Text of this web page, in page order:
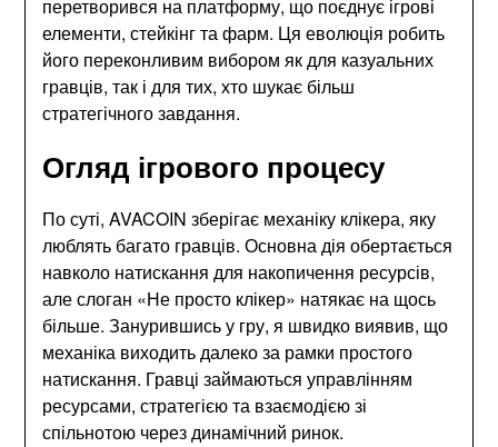
перетворився на платформу, що поєднує ігрові
елементи, стейкінг та фарм. Ця еволюція робить
його переконливим вибором як для казуальних
гравців, так і для тих, хто шукає більш
стратегічного завдання.
Огляд ігрового процесу
По суті, AVACOIN зберігає механіку клікера, яку
люблять багато гравців. Основна дія обертається
навколо натискання для накопичення ресурсів,
але слоган «Не просто клікер» натякає на щось
більше. Занурившись у гру, я швидко виявив, що
механіка виходить далеко за рамки простого
натискання. Гравці займаються управлінням
ресурсами, стратегією та взаємодією зі
спільнотою через динамічний ринок.